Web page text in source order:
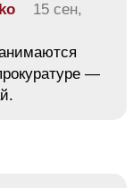
15 сен,
—